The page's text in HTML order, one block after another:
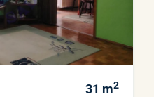
31 m2